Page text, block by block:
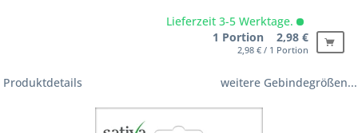
Lieferzeit 3-5 Werktage.
1 Portion 2,98 €
2,98 € / 1 Portion
Produktdetails weitere Gebindegrößen...